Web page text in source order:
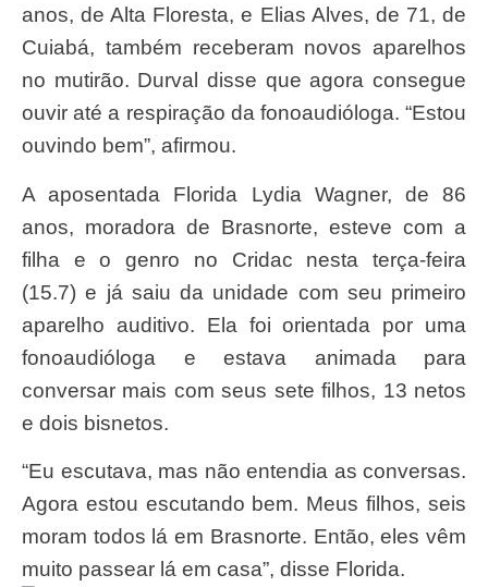
anos, de Alta Floresta, e Elias Alves, de 71, de
Cuiabá, também receberam novos aparelhos
no mutirão. Durval disse que agora consegue
ouvir até a respiração da fonoaudióloga. “Estou
ouvindo bem”, afirmou.
A aposentada Florida Lydia Wagner, de 86
anos, moradora de Brasnorte, esteve com a
filha e o genro no Cridac nesta terça-feira
(15.7) e já saiu da unidade com seu primeiro
aparelho auditivo. Ela foi orientada por uma
fonoaudióloga e estava animada para
conversar mais com seus sete filhos, 13 netos
e dois bisnetos.
“Eu escutava, mas não entendia as conversas.
Agora estou escutando bem. Meus filhos, seis
moram todos lá em Brasnorte. Então, eles vêm
muito passear lá em casa”, disse Florida.